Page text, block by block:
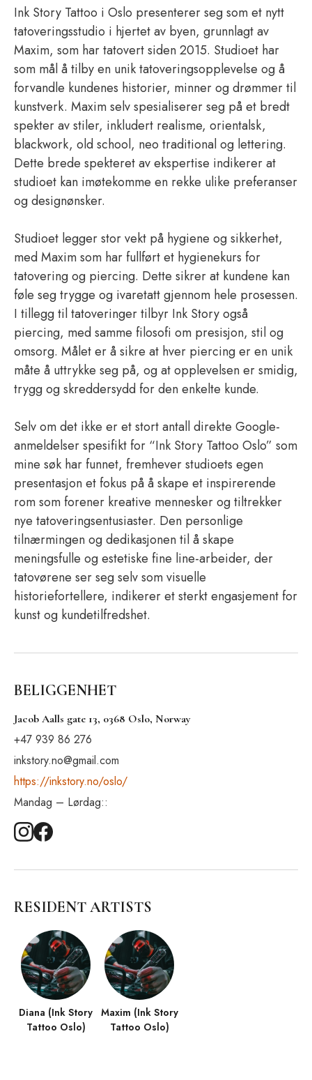
Ink Story Tattoo i Oslo presenterer seg som et nytt
tatoveringsstudio i hjertet av byen, grunnlagt av
Maxim, som har tatovert siden 2015. Studioet har
som mål å tilby en unik tatoveringsopplevelse og å
forvandle kundenes historier, minner og drømmer til
kunstverk. Maxim selv spesialiserer seg på et bredt
spekter av stiler, inkludert realisme, orientalsk,
blackwork, old school, neo traditional og lettering.
Dette brede spekteret av ekspertise indikerer at
studioet kan imøtekomme en rekke ulike preferanser
og designønsker.
Studioet legger stor vekt på hygiene og sikkerhet,
med Maxim som har fullført et hygienekurs for
tatovering og piercing. Dette sikrer at kundene kan
føle seg trygge og ivaretatt gjennom hele prosessen.
I tillegg til tatoveringer tilbyr Ink Story også
piercing, med samme filosofi om presisjon, stil og
omsorg. Målet er å sikre at hver piercing er en unik
måte å uttrykke seg på, og at opplevelsen er smidig,
trygg og skreddersydd for den enkelte kunde.
Selv om det ikke er et stort antall direkte Google-
anmeldelser spesifikt for “Ink Story Tattoo Oslo” som
mine søk har funnet, fremhever studioets egen
presentasjon et fokus på å skape et inspirerende
rom som forener kreative mennesker og tiltrekker
nye tatoveringsentusiaster. Den personlige
tilnærmingen og dedikasjonen til å skape
meningsfulle og estetiske fine line-arbeider, der
tatovørene ser seg selv som visuelle
historiefortellere, indikerer et sterkt engasjement for
kunst og kundetilfredshet.
BELIGGENHET
Jacob Aalls gate 13, 0368 Oslo, Norway
+47 939 86 276
inkstory.no@gmail.com
https://inkstory.no/oslo/
Mandag – Lørdag::
RESIDENT ARTISTS
Diana (Ink Story
Tattoo Oslo)
Maxim (Ink Story
Tattoo Oslo)